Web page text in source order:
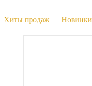
Хиты продаж Новинки